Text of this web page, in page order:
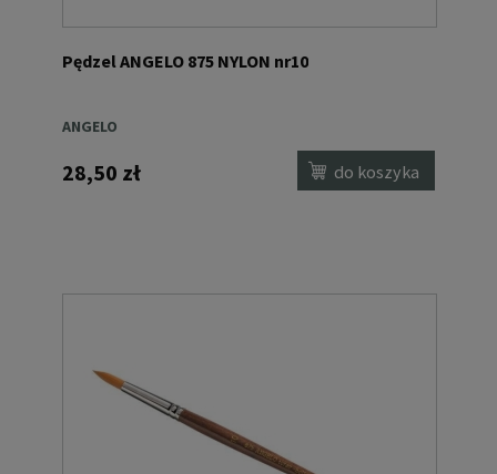
Pędzel ANGELO 875 NYLON nr10
ANGELO
28,50 zł do koszyka